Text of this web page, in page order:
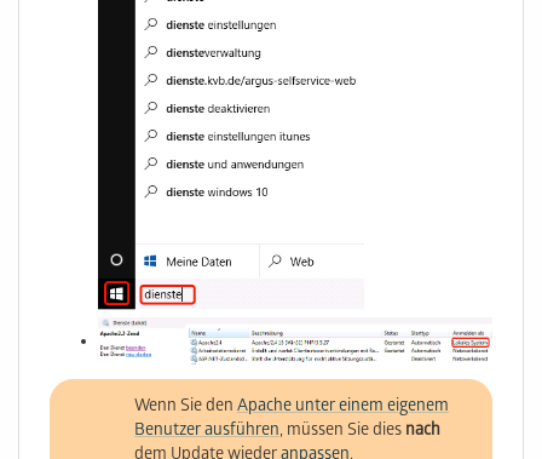
Wenn Sie den Apache unter einem eigenem
Benutzer ausführen, müssen Sie dies nach